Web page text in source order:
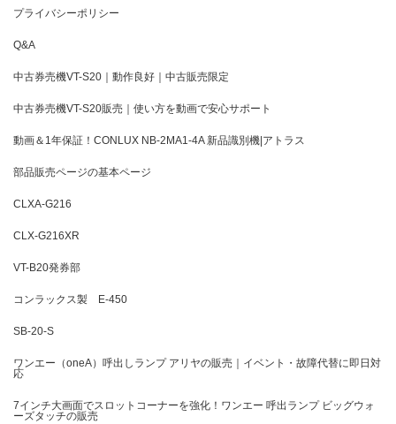
プライバシーポリシー
Q&A
中古券売機VT-S20｜動作良好｜中古販売限定
中古券売機VT-S20販売｜使い方を動画で安心サポート
動画＆1年保証！CONLUX NB-2MA1-4A 新品識別機|アトラス
部品販売ページの基本ページ
CLXA-G216
CLX-G216XR
VT-B20発券部
コンラックス製 E-450
SB-20-S
ワンエー（oneA）呼出しランプ アリヤの販売｜イベント・故障代替に即日対
応
7インチ大画面でスロットコーナーを強化！ワンエー 呼出ランプ ビッグウォ
ーズタッチの販売